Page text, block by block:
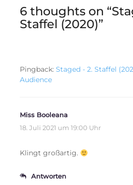
6 thoughts on “
Staffel (2020)”
Pingback: Staged - 2. Staffel
Audience
Miss Booleana
18. Juli 2021 um 19:00 Uhr
Klingt großartig.
Antworten